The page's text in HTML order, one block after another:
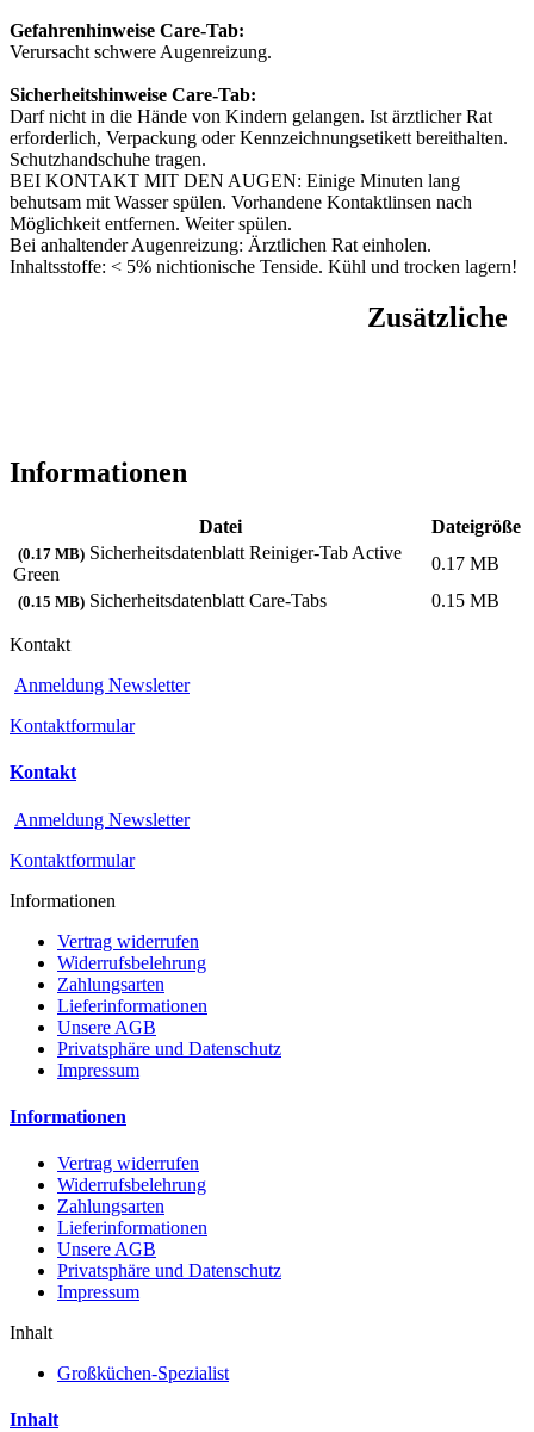
Gefahrenhinweise Care-Tab:
Verursacht schwere Augenreizung.
Sicherheitshinweise Care-Tab:
Darf nicht in die Hände von Kindern gelangen. Ist ärztlicher Rat
erforderlich, Verpackung oder Kennzeichnungsetikett bereithalten.
Schutzhandschuhe tragen.
BEI KONTAKT MIT DEN AUGEN: Einige Minuten lang
behutsam mit Wasser spülen. Vorhandene Kontaktlinsen nach
Möglichkeit entfernen. Weiter spülen.
Bei anhaltender Augenreizung: Ärztlichen Rat einholen.
Inhaltsstoffe: < 5% nichtionische Tenside. Kühl und trocken lagern!
Zusätzliche
Informationen
Datei Dateigröße
(0.17 MB) Sicherheitsdatenblatt Reiniger-Tab Active
Green
0.17 MB
(0.15 MB) Sicherheitsdatenblatt Care-Tabs 0.15 MB
Kontakt
Anmeldung Newsletter
Kontaktformular
Kontakt
Anmeldung Newsletter
Kontaktformular
Informationen
Vertrag widerrufen
Widerrufsbelehrung
Zahlungsarten
Lieferinformationen
Unsere AGB
Privatsphäre und Datenschutz
Impressum
Informationen
Vertrag widerrufen
Widerrufsbelehrung
Zahlungsarten
Lieferinformationen
Unsere AGB
Privatsphäre und Datenschutz
Impressum
Inhalt
Großküchen-Spezialist
Inhalt